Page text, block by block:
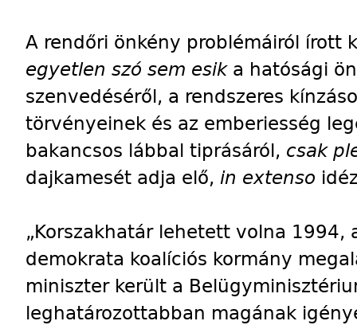
A rendőri önkény problémáiról írott
egyetlen szó sem esik a hatósági
szenvedéséről, a rendszeres
törvényeinek és az emberiesség
bakancsos lábbal tiprásáról, csak
dajkamesét adja elő, in extenso
„Korszakhatár lehetett volna 1994,
demokrata koalíciós kormány
miniszter került a
leghatározottabban magának